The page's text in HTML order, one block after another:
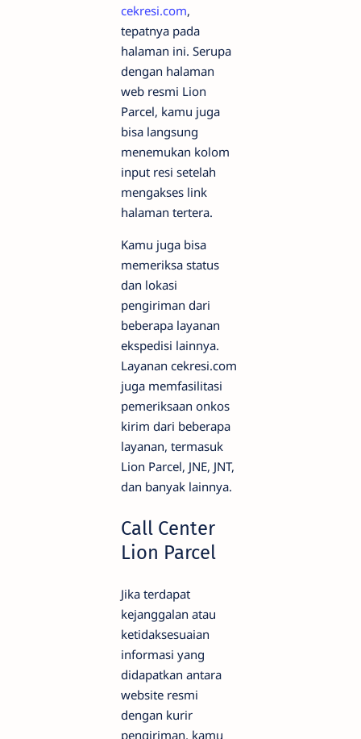
cekresi.com,
tepatnya pada
halaman ini. Serupa
dengan halaman
web resmi Lion
Parcel, kamu juga
bisa langsung
menemukan kolom
input resi setelah
mengakses link
halaman tertera.
Kamu juga bisa
memeriksa status
dan lokasi
pengiriman dari
beberapa layanan
ekspedisi lainnya.
Layanan cekresi.com
juga memfasilitasi
pemeriksaan onkos
kirim dari beberapa
layanan, termasuk
Lion Parcel, JNE, JNT,
dan banyak lainnya.
Call Center
Lion Parcel
Jika terdapat
kejanggalan atau
ketidaksesuaian
informasi yang
didapatkan antara
website resmi
dengan kurir
pengiriman, kamu